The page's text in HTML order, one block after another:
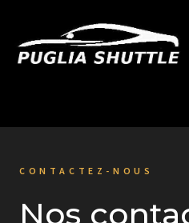
CONTACTEZ-NOUS
Nos